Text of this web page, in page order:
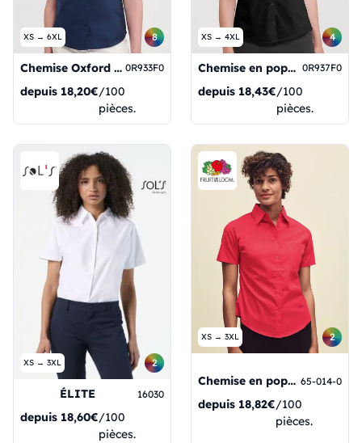
XS → 6XL 8
Chemise Oxford à manches courtes pour femme 0R933F0
depuis 18,20€/100
pièces.
XS → 4XL 4
Chemise en popeline de pur coton à manches courtes 0R937F0
depuis 18,43€/100
pièces.
XS → 3XL 2
ÉLITE 16030
depuis 18,60€/100
pièces.
XS → 3XL 2
Chemise en popeline à manches courtes pour femme 65-014-0
depuis 18,82€/100
pièces.